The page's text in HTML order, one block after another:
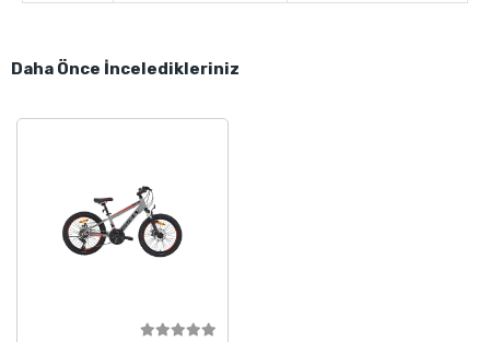
Daha Önce İnceledikleriniz